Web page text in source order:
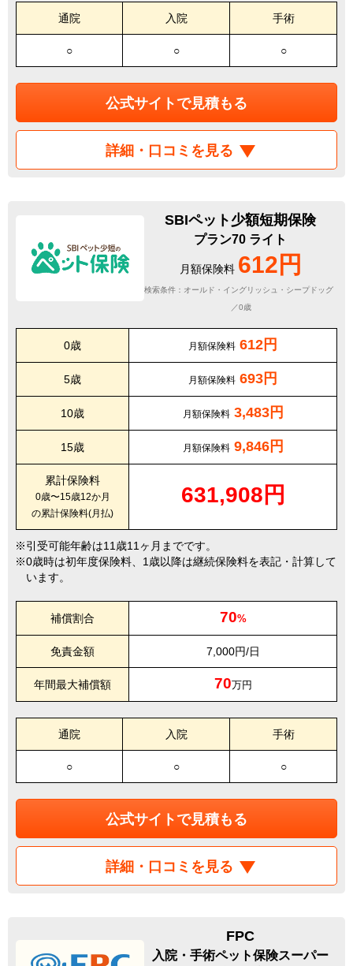
通院 入院 手術
○ ○ ○
公式サイトで見積もる
詳細・口コミを見る
SBIペット少額短期保険
プラン70 ライト
月額保険料 612円
検索条件：オールド・イングリッシュ・シープドッグ
／0歳
0歳 月額保険料 612円
5歳 月額保険料 693円
10歳 月額保険料 3,483円
15歳 月額保険料 9,846円
累計保険料
0歳〜15歳12か月
の累計保険料(月払)
631,908円
引受可能年齢は11歳11ヶ月までです。
0歳時は初年度保険料、1歳以降は継続保険料を表記・計算して
います。
補償割合 70%
免責金額 7,000円/日
年間最大補償額 70万円
通院 入院 手術
○ ○ ○
公式サイトで見積もる
詳細・口コミを見る
FPC
入院・手術ペット保険スーパー